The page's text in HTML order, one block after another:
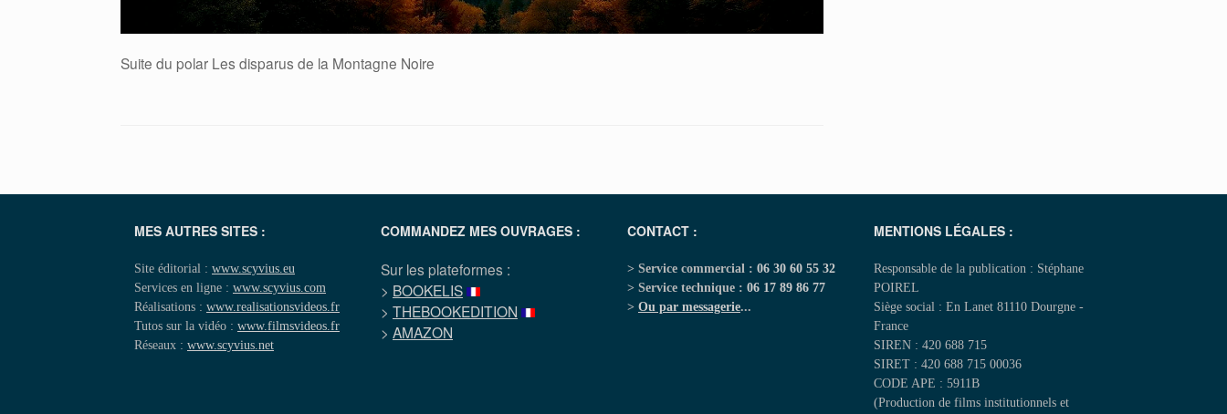
Suite du polar Les disparus de la Montagne Noire
MES AUTRES SITES :
Site éditorial : www.scyvius.eu
Services en ligne : www.scyvius.com
Réalisations : www.realisationsvideos.fr
Tutos sur la vidéo : www.filmsvideos.fr
Réseaux : www.scyvius.net
COMMANDEZ MES OUVRAGES :
Sur les plateformes :
> BOOKELIS
> THEBOOKEDITION
> AMAZON
CONTACT :
> Service commercial : 06 30 60 55 32
> Service technique : 06 17 89 86 77
> Ou par messagerie...
MENTIONS LÉGALES :
Responsable de la publication : Stéphane
POIREL
Siège social : En Lanet 81110 Dourgne -
France
SIREN : 420 688 715
SIRET : 420 688 715 00036
CODE APE : 5911B
(Production de films institutionnels et